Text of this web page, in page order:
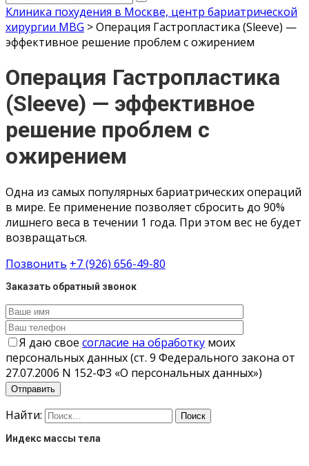
Клиника похудения в Москве, центр бариатрической
хирургии MBG >Операция Гастропластика (Sleeve) —
эффективное решение проблем с ожирением
Операция Гастропластика
(Sleeve) — эффективное
решение проблем с
ожирением
Одна из самых популярных бариатрических операций
в мире. Ее применение позволяет сбросить до 90%
лишнего веса в течении 1 года. При этом вес не будет
возвращаться.
Позвонить +7 (926) 656-49-80
Заказать обратный звонок
Я даю свое согласие на обработку моих
персональных данных (ст. 9 Федерального закона от
27.07.2006 N 152-ФЗ «О персональных данных»)
Найти:
Индекс массы тела